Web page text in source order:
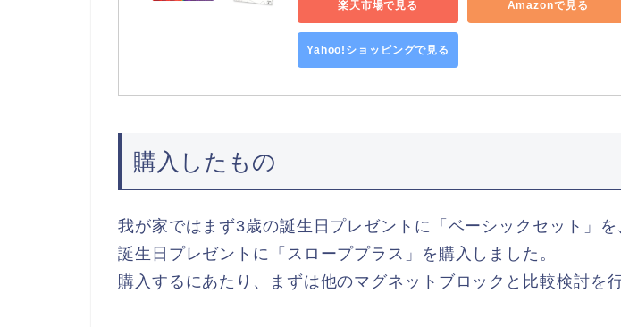
楽天市場で見る Amazonで見る
Yahoo!ショッピングで見る
購入したもの
我が家ではまず3歳の誕生日プレゼントに「ベーシックセット」
誕生日プレゼントに「スローププラス」を購入しました。
購入するにあたり、まずは他のマグネットブロックと比較検討を